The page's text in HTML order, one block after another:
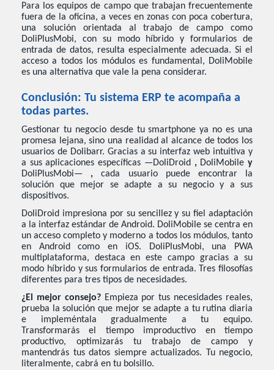
Para los equipos de campo que trabajan frecuentemente
fuera de la oficina, a veces en zonas con poca cobertura,
una solución orientada al trabajo de campo como
DoliPlusMobi, con su modo híbrido y formularios de
entrada de datos, resulta especialmente adecuada. Si el
acceso a todos los módulos es fundamental, DoliMobile
es una alternativa que vale la pena considerar.
Conclusión: Tu sistema ERP te acompaña a
todas partes.
Gestionar tu negocio desde tu smartphone ya no es una
promesa lejana, sino una realidad al alcance de todos los
usuarios de Dolibarr. Gracias a su interfaz web intuitiva y
a sus aplicaciones específicas —DoliDroid , DoliMobiley
DoliPlusMobi— ,cada usuario puede encontrar la
solución que mejor se adapte a su negocio y a sus
dispositivos.
DoliDroid impresiona por su sencillez y su fiel adaptación
a la interfaz estándar de Android. DoliMobile se centra en
un acceso completo y moderno a todos los módulos, tanto
en Android como en iOS. DoliPlusMobi, una PWA
multiplataforma, destaca en este campo gracias a su
modo híbrido y sus formularios de entrada. Tres filosofías
diferentes para tres tipos de necesidades.
¿El mejor consejo? Empieza por tus necesidades reales,
prueba la solución que mejor se adapte a tu rutina diaria
e impleméntala gradualmente a tu equipo.
Transformarás el tiempo improductivo en tiempo
productivo, optimizarás tu trabajo de campo y
mantendrás tus datos siempre actualizados. Tu negocio,
literalmente, cabrá en tu bolsillo.